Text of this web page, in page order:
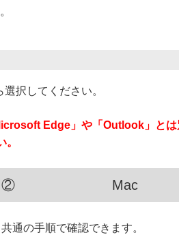
択してください。
Edge」や「Outlook」とは
通の手順で確認できます。
② Mac